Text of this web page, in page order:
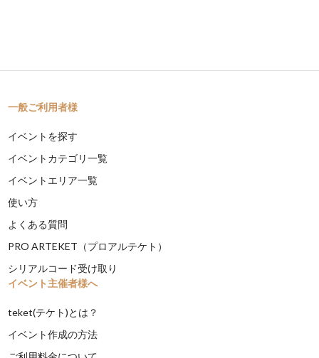
一般ご利用者様
イベントを探す
イベントカテゴリ一覧
イベントエリア一覧
使い方
よくある質問
PRO ARTEKET（プロアルテケト）
シリアルコード受け取り
イベント主催者様へ
teket(テケト)とは？
イベント作成の方法